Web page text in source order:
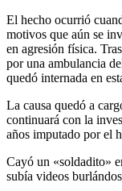
El hecho ocurrió
motivos que aún se
en agresión física.
por una ambulancia
quedó internada en
La causa quedó a
continuará con la
años imputado por el
Cayó un «soldadito»
subía videos